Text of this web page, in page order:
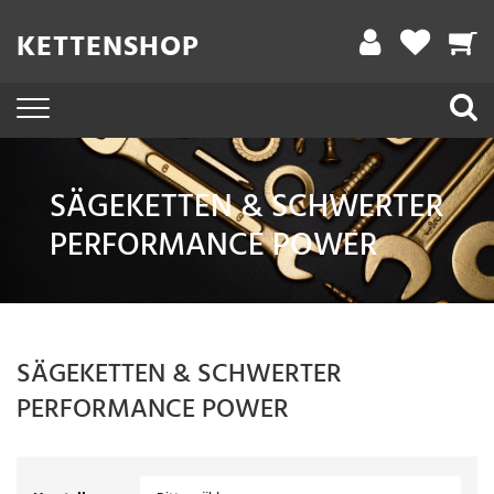
KETTENSHOP
SÄGEKETTEN & SCHWERTER
PERFORMANCE POWER
SÄGEKETTEN & SCHWERTER
PERFORMANCE POWER
Filter
A
t
l
n
g